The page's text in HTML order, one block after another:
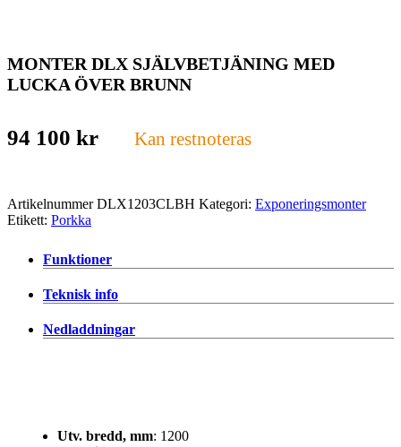
MONTER DLX SJÄLVBETJÄNING MED
LUCKA ÖVER BRUNN
94 100 kr Kan restnoteras
ArtikelnummerDLX1203CLBH Kategori: Exponeringsmonter
Etikett: Porkka
Funktioner
Teknisk info
Nedladdningar
Utv. bredd, mm: 1200